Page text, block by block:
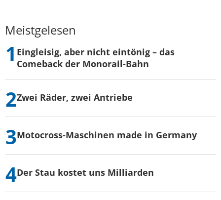
Meistgelesen
Eingleisig, aber nicht eintönig – das
Comeback der Monorail-Bahn
Zwei Räder, zwei Antriebe
Motocross-Maschinen made in Germany
Der Stau kostet uns Milliarden